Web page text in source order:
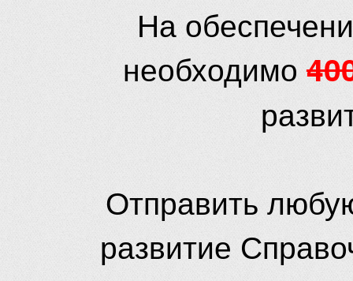
На
необходимо
Отправить
развитие